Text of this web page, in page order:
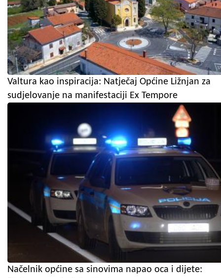
Valtura kao inspiracija: Natječaj Općine Ližnjan za
sudjelovanje na manifestaciji Ex Tempore
Načelnik općine sa sinovima napao oca i dijete: